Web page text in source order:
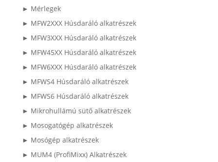
► Mérlegek
► MFW2XXX Húsdaráló alkatrészek
► MFW3XXX Húsdaráló alkatrészek
► MFW45XX Húsdaráló alkatrészek
► MFW6XXX Húsdaráló alkatrészek
► MFWS4 Húsdaráló alkatrészek
► MFWS6 Húsdaráló alkatrészek
► Mikrohullámú sütő alkatrészek
► Mosogatógép alkatrészek
► Mosógép alkatrészek
► MUM4 (ProfiMixx) Alkatrészek